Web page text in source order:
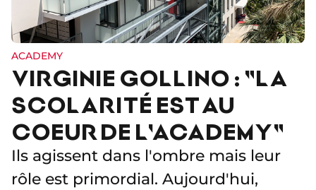
ACADEMY
VIRGINIE GOLLINO : "LA
SCOLARITÉ EST AU
COEUR DE L'ACADEMY"
Ils agissent dans l'ombre mais leur
rôle est primordial. Aujourd'hui,